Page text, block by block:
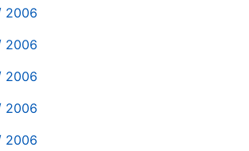
2006
2006
2006
2006
2006